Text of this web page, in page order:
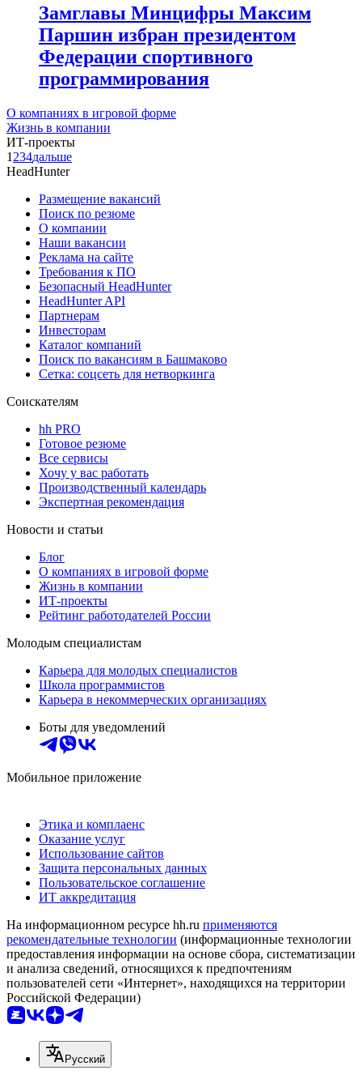
Замглавы Минцифры Максим
Паршин избран президентом
Федерации спортивного
программирования
О компаниях в игровой форме
Жизнь в компании
ИТ-проекты
1 234дальше
HeadHunter
Размещение вакансий
Поиск по резюме
О компании
Наши вакансии
Реклама на сайте
Требования к ПО
Безопасный HeadHunter
HeadHunter API
Партнерам
Инвесторам
Каталог компаний
Поиск по вакансиям в Башмаково
Сетка: соцсеть для нетворкинга
Соискателям
hh PRO
Готовое резюме
Все сервисы
Хочу у вас работать
Производственный календарь
Экспертная рекомендация
Новости и статьи
Блог
О компаниях в игровой форме
Жизнь в компании
ИТ-проекты
Рейтинг работодателей России
Молодым специалистам
Карьера для молодых специалистов
Школа программистов
Карьера в некоммерческих организациях
Боты для уведомлений
Мобильное приложение
Этика и комплаенс
Оказание услуг
Использование сайтов
Защита персональных данных
Пользовательское соглашение
ИТ аккредитация
На информационном ресурсе hh.ru применяются
рекомендательные технологии (информационные технологии
предоставления информации на основе сбора, систематизации
и анализа сведений, относящихся к предпочтениям
пользователей сети «Интернет», находящихся на территории
Российской Федерации)
Русский